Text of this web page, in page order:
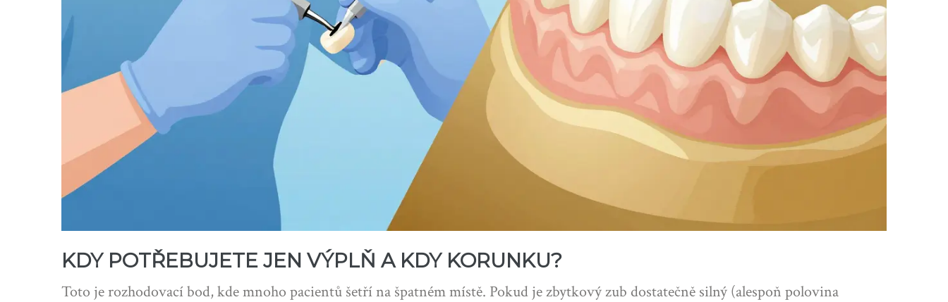
KDY POTŘEBUJETE JEN VÝPLŇ A KDY KORUNKU?
Toto je rozhodovací bod, kde mnoho pacientů šetří na špatném místě. Pokud je zbytkový zub dostatečně silný (alespoň polovina